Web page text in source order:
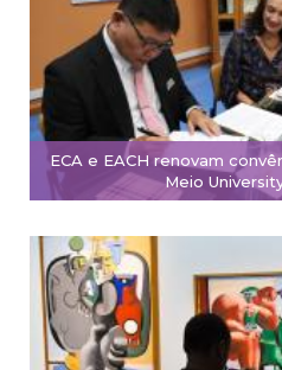
ECA e EACH renovam
Meio